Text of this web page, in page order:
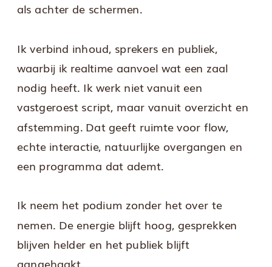
als achter de schermen.
Ik verbind inhoud, sprekers en publiek,
waarbij ik realtime aanvoel wat een zaal
nodig heeft. Ik werk niet vanuit een
vastgeroest script, maar vanuit overzicht en
afstemming. Dat geeft ruimte voor flow,
echte interactie, natuurlijke overgangen en
een programma dat ademt.
Ik neem het podium zonder het over te
nemen. De energie blijft hoog, gesprekken
blijven helder en het publiek blijft
aangehaakt.